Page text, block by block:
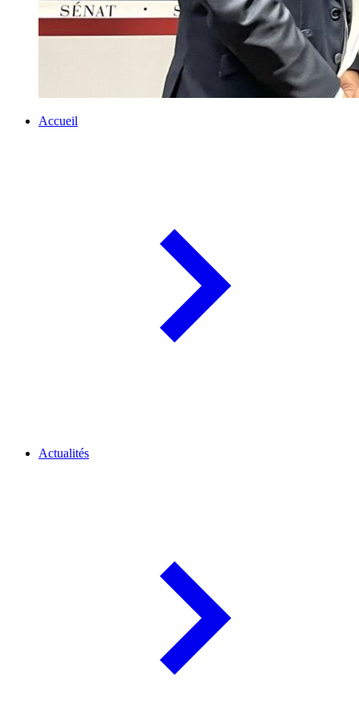
Accueil
Actualités